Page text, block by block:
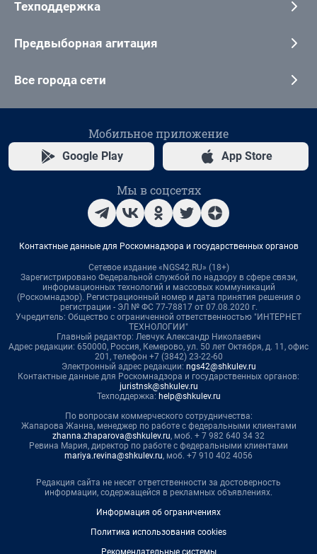
Техподдержка
Предвыборная агитация
Все города сети
Мобильное приложение
Google Play App Store
Мы в соцсетях
Контактные данные для Роскомнадзора и государственных органов
Сетевое издание «NGS42.RU» (18+)
Зарегистрировано Федеральной службой по надзору в сфере связи,
информационных технологий и массовых коммуникаций
(Роскомнадзор). Регистрационный номер и дата принятия решения о
регистрации - ЭЛ № ФС 77-78817 от 07.08.2020 г.
Учредитель: Общество с ограниченной ответственностью "ИНТЕРНЕТ
ТЕХНОЛОГИИ"
Главный редактор: Левчук Александр Николаевич
Адрес редакции: 650000, Россия, Кемерово, ул. 50 лет Октября, д. 11, офис
201, телефон +7 (3842) 23-22-60
Электронный адрес редакции: ngs42@shkulev.ru
Контактные данные для Роскомнадзора и государственных органов:
juristnsk@shkulev.ru
Техподдержка: help@shkulev.ru
По вопросам коммерческого сотрудничества:
Жапарова Жанна, менеджер по работе с федеральными клиентами
zhanna.zhaparova@shkulev.ru, моб. + 7 982 640 34 32
Ревина Мария, директор по работе с федеральными клиентами
mariya.revina@shkulev.ru, моб. +7 910 402 4056
Редакция сайта не несет ответственности за достоверность
информации, содержащейся в рекламных объявлениях.
Информация об ограничениях
Политика использования cookies